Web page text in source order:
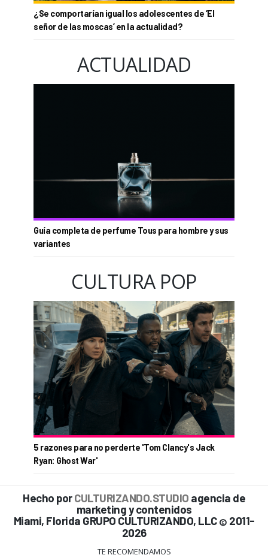
¿Se comportarían igual los adolescentes de ‘El
señor de las moscas’ en la actualidad?
ACTUALIDAD
Guía completa de perfume Tous para hombre y sus
variantes
CULTURA POP
5 razones para no perderte 'Tom Clancy's Jack
Ryan: Ghost War'
Hecho porCULTURIZANDO.STUDIO agencia de
marketing y contenidos
Miami, Florida GRUPO CULTURIZANDO, LLC © 2011-
2026
TE RECOMENDAMOS